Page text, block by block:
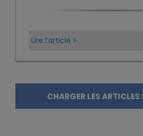
Lire l’article
CHARGER LES